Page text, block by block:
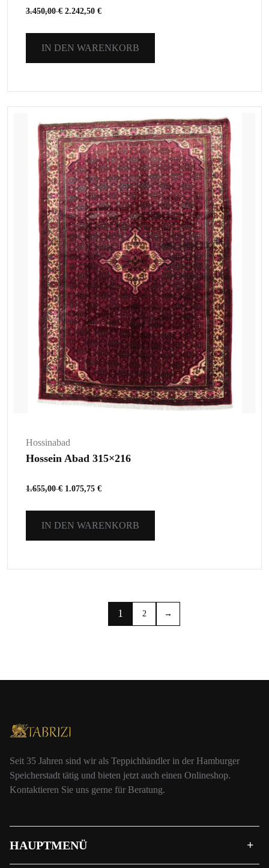
3.450,00€ 2.242,50 €
IN DEN WARENKORB
Hossinabad
Hossein Abad 315×216
1.655,00€ 1.075,75 €
IN DEN WARENKORB
1 2 →
Seit 35 Jahren sind wir als Teppichhändler in der Hamburger
Speicherstadt tätig und bieten jetzt auch einen Onlineshop.
Kontaktieren Sie uns gerne für Beratung.
HAUPTMENÜ